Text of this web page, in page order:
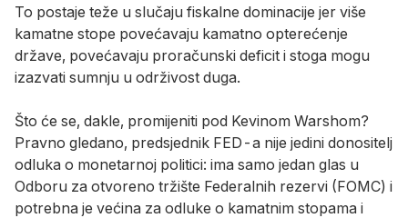
To postaje teže u slučaju fiskalne dominacije jer više
kamatne stope povećavaju kamatno opterećenje
države, povećavaju proračunski deficit i stoga mogu
izazvati sumnju u održivost duga.
Što će se, dakle, promijeniti pod Kevinom Warshom?
Pravno gledano, predsjednik FED-a nije jedini donositelj
odluka o monetarnoj politici: ima samo jedan glas u
Odboru za otvoreno tržište Federalnih rezervi (FOMC) i
potrebna je većina za odluke o kamatnim stopama i